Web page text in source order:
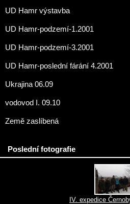
UD Hamr výstavba
UD Hamr-podzemí-1.2001
UD Hamr-podzemí-3.2001
UD Hamr-poslední fárání 4.2001
Ukrajina 06.09
vodovod I. 09.10
Země zaslíbená
Poslední fotografie
IV. expedice